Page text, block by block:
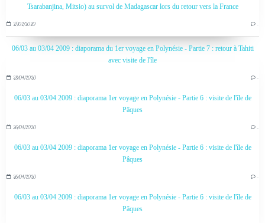
Tsarabanjina, Mitsio) au survol de Madagascar lors du retour vers la France
27/02/2020 …
06/03 au 03/04 2009 : diaporama du 1er voyage en Polynésie - Partie 7 : retour à Tahiti
avec visite de l'île
28/04/2020 …
06/03 au 03/04 2009 : diaporama 1er voyage en Polynésie - Partie 6 : visite de l'île de
Pâques
26/04/2020 …
06/03 au 03/04 2009 : diaporama 1er voyage en Polynésie - Partie 6 : visite de l'île de
Pâques
26/04/2020 …
06/03 au 03/04 2009 : diaporama 1er voyage en Polynésie - Partie 6 : visite de l'île de
Pâques